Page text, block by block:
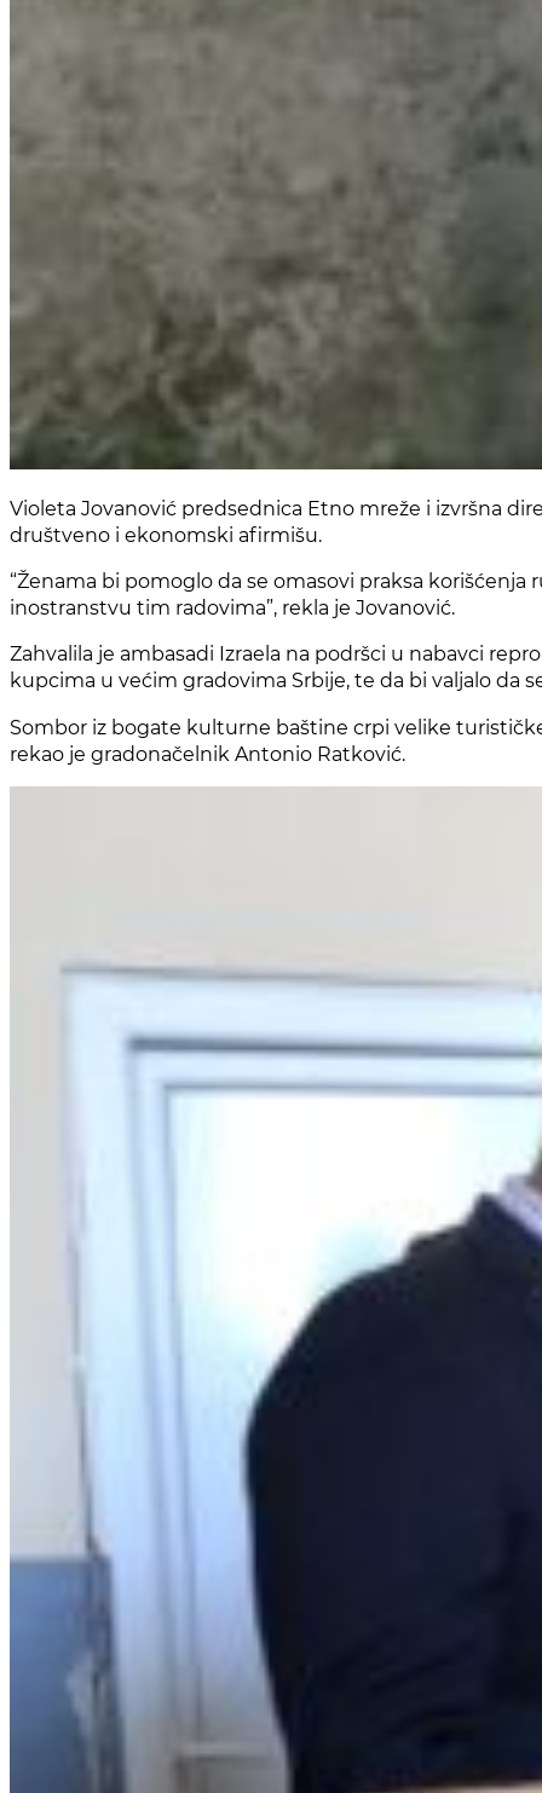
Violeta Jovanović predsednica Etno mreže i izvršna
društveno i ekonomski afirmišu.
“Ženama bi pomoglo da se omasovi praksa
inostranstvu tim radovima”, rekla je Jovanović.
Zahvalila je ambasadi Izraela na podršci u nabavci
kupcima u većim gradovima Srbije, te da bi valjalo da
Sombor iz bogate kulturne baštine crpi velike
rekao je gradonačelnik Antonio Ratković.